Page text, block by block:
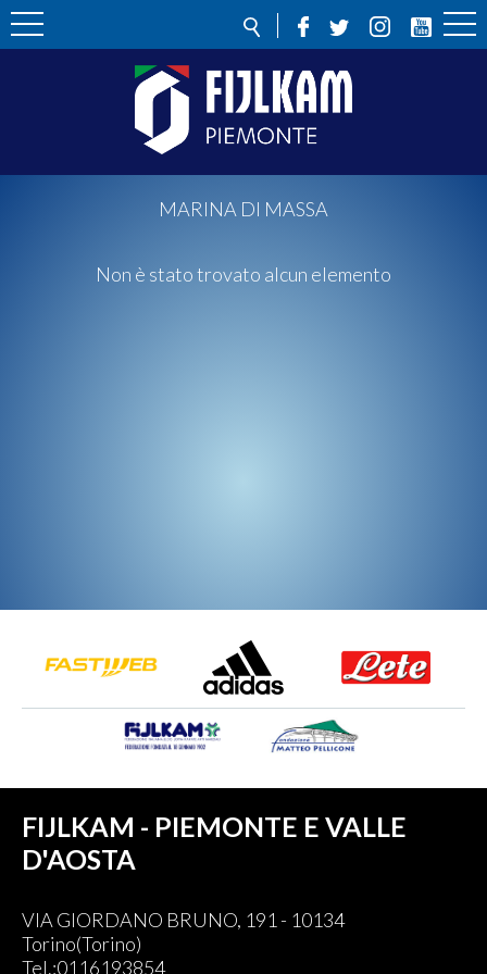
MARINA DI MASSA
Non è stato trovato alcun elemento
FIJLKAM - PIEMONTE E VALLE
D'AOSTA
VIA GIORDANO BRUNO, 191 - 10134
Torino(Torino)
Tel.:0116193854